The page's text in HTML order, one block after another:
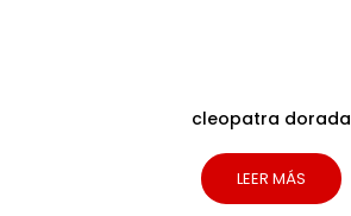
cleopatra dorada
LEER MÁS